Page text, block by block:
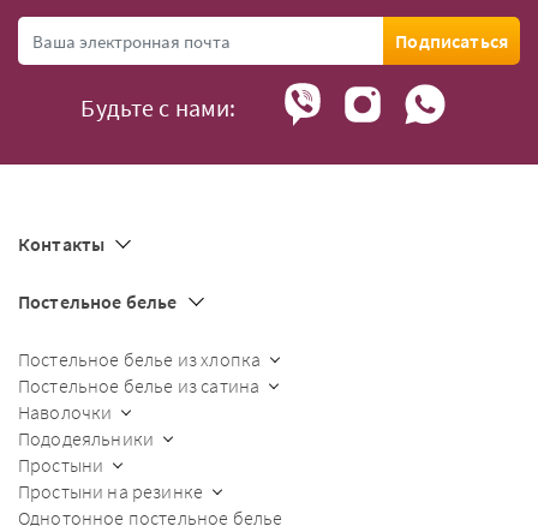
Подписаться
Будьте с нами:
Контакты
Постельное белье
Постельное белье из хлопка
Постельное белье из сатина
Наволочки
Пододеяльники
Простыни
Простыни на резинке
Однотонное постельное белье